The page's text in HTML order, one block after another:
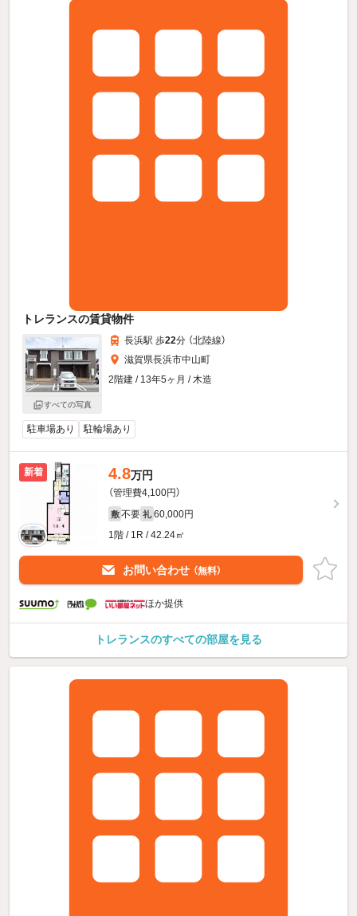
トレランスの賃貸物件
すべての写真
長浜駅 歩22分 （北陸線）
滋賀県長浜市中山町
2階建 / 13年5ヶ月 / 木造
駐車場あり 駐輪場あり
新着 4.8万円
（管理費4,100円）
敷 不要 礼 60,000円
1階 / 1R / 42.24㎡
お問い合わせ （無料）
ほか提供
トレランスのすべての部屋を見る